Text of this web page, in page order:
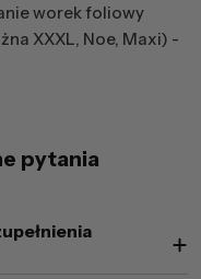
worek foliowy
XXXL, Noe, Maxi) -
pytania